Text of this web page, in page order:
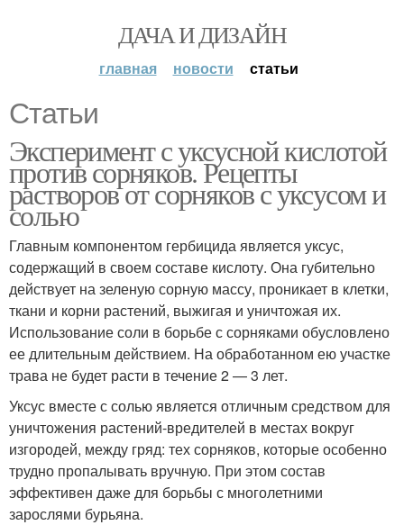
ДАЧА И ДИЗАЙН
главная новости статьи
Статьи
Эксперимент с уксусной кислотой
против сорняков. Рецепты
растворов от сорняков с уксусом и
солью
Главным компонентом гербицида является уксус,
содержащий в своем составе кислоту. Она губительно
действует на зеленую сорную массу, проникает в клетки,
ткани и корни растений, выжигая и уничтожая их.
Использование соли в борьбе с сорняками обусловлено
ее длительным действием. На обработанном ею участке
трава не будет расти в течение 2 — 3 лет.
Уксус вместе с солью является отличным средством для
уничтожения растений-вредителей в местах вокруг
изгородей, между гряд: тех сорняков, которые особенно
трудно пропалывать вручную. При этом состав
эффективен даже для борьбы с многолетними
зарослями бурьяна.